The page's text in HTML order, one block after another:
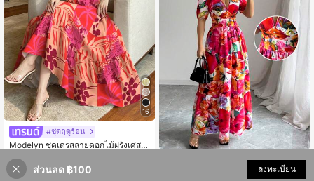
16
#ชุดฤดูร้อน
Modelyn ชุดเดรสลายดอกไม้ฝรั่งเศส พิ
งเต่า แฟชั่นผู้หญิง คอสี่เหลี่ยม แขนสั้น
ชายระบายปะติดปะต่อ
฿350
โดยประมาณ
Rafferiza ชุดยาวพิมพ์ลาย สวยหรู สำห
เพิ่มเข้ารถเข็น
ส่วนลด ฿100 ลงทะเบียน